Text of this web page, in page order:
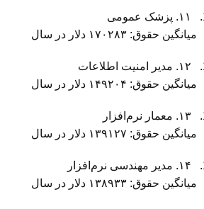
۱۱. پزشک عمومی
میانگین حقوق: ۱۷۰۲۸۳ دلار در سال
۱۲. مدیر امنیت اطلاعات
میانگین حقوق: ۱۴۹۲۰۴ دلار در سال
۱۳. معمار نرم‌افزار
میانگین حقوق: ۱۳۹۱۲۷ دلار در سال
۱۴. مدیر مهندسی نرم‌افزار
میانگین حقوق: ۱۳۸۹۳۳ دلار در سال